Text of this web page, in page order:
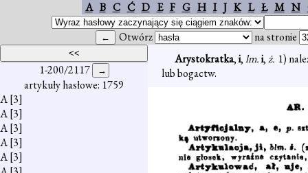
A B C Ć D E F G H I J K L Ł M N
Otwórz na stronie
1-200/2117
artykuły hasłowe: 1759
A[3]
A[3]
A[3]
A[3]
A[3]
Arystokratka,i,lm.i,ż. 1)
lub bogactw.